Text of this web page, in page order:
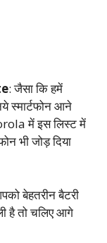
: जैसा कि हमें
स्मार्टफोन आने
में इस लिस्ट में
भी जोड़ दिया
बेहतरीन बैटरी
है तो चलिए आगे